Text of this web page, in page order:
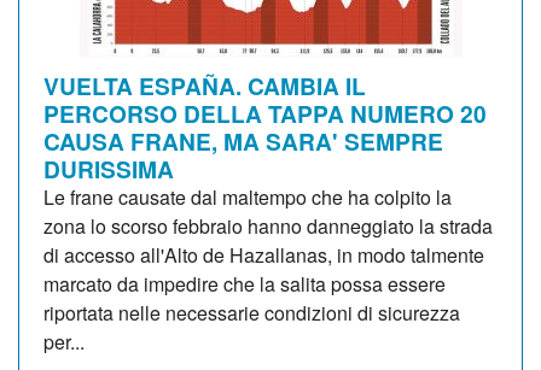
VUELTA ESPAÑA. CAMBIA IL
PERCORSO DELLA TAPPA NUMERO 20
CAUSA FRANE, MA SARA' SEMPRE
DURISSIMA
Le frane causate dal maltempo che ha colpito la
zona lo scorso febbraio hanno danneggiato la strada
di accesso all'Alto de Hazallanas, in modo talmente
marcato da impedire che la salita possa essere
riportata nelle necessarie condizioni di sicurezza
per...